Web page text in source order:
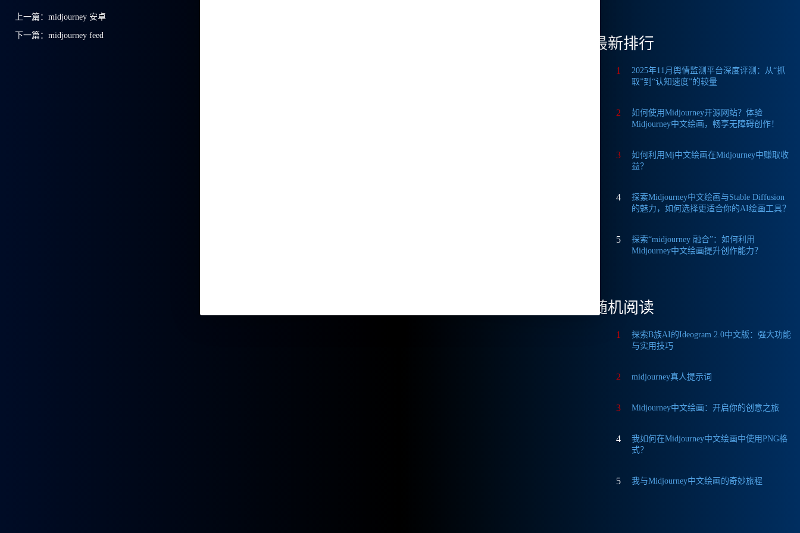
上一篇： midjourney 安卓
下一篇： midjourney feed 最新排行
1
2025年11月舆情监测平台深度评测：从“抓
取”到“认知速度”的较量
2
如何使用Midjourney开源网站？体验
Midjourney中文绘画，畅享无障碍创作！
3
如何利用Mj中文绘画在Midjourney中赚取收
益？
4
探索Midjourney中文绘画与Stable Diffusion
的魅力，如何选择更适合你的AI绘画工具？
5
探索“midjourney 融合”：如何利用
Midjourney中文绘画提升创作能力？
随机阅读
1
探索B族AI的Ideogram 2.0中文版：强大功能
与实用技巧
2 midjourney真人提示词
3 Midjourney中文绘画：开启你的创意之旅
4
我如何在Midjourney中文绘画中使用PNG格
式？
5 我与Midjourney中文绘画的奇妙旅程